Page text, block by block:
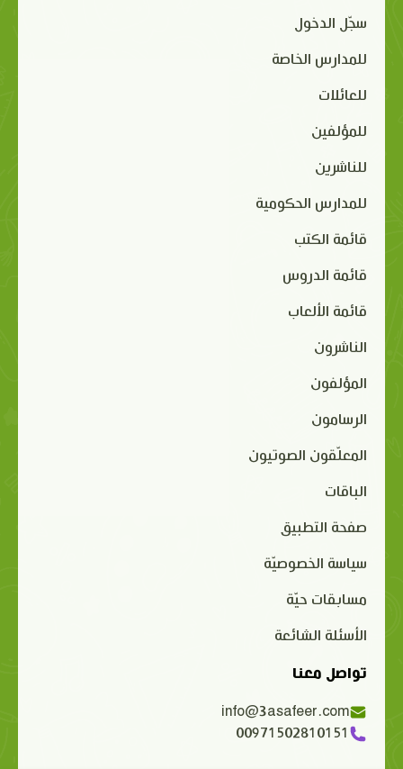
سجّل الدخول
للمدارس الخاصة
للعائلات
للمؤلفين
للناشرين
للمدارس الحكومية
قائمة الكتب
قائمة الدروس
قائمة الألعاب
الناشرون
المؤلفون
الرسامون
المعلّقون الصوتيون
الباقات
صفحة التطبيق
سياسة الخصوصيّة
مسابقات حيّة
الأسئلة الشائعة
تواصل معنا
info@3asafeer.com
00971502810151